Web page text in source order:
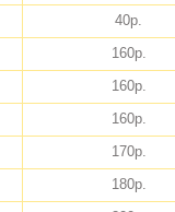
40р.
160р.
160р.
160р.
170р.
180р.